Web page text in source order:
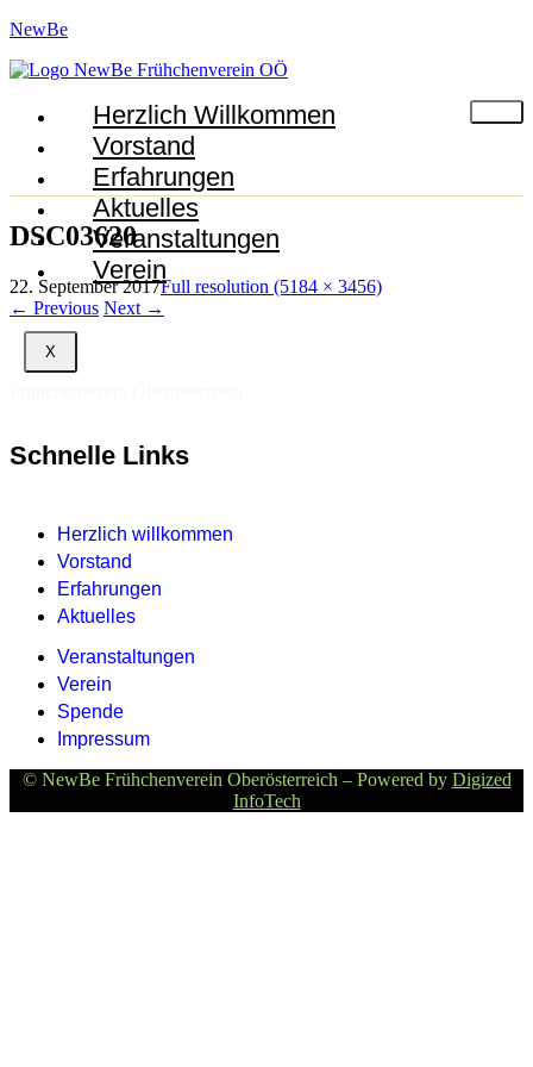
NewBe
Herzlich Willkommen
Vorstand
Erfahrungen
Aktuelles
Veranstaltungen
Verein
X
DSC03620
22. September 2017Full resolution (5184 × 3456)
← Previous Next →
Schnelle Links
Herzlich willkommen
Vorstand
Erfahrungen
Aktuelles
Veranstaltungen
Verein
Spende
Impressum
© NewBe Frühchenverein Oberösterreich – Powered by Digized
InfoTech